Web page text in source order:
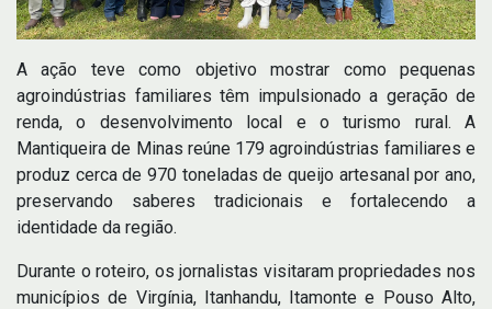
A ação teve como objetivo mostrar como pequenas
agroindústrias familiares têm impulsionado a geração de
renda, o desenvolvimento local e o turismo rural. A
Mantiqueira de Minas reúne 179 agroindústrias familiares e
produz cerca de 970 toneladas de queijo artesanal por ano,
preservando saberes tradicionais e fortalecendo a
identidade da região.
Durante o roteiro, os jornalistas visitaram propriedades nos
municípios de Virgínia, Itanhandu, Itamonte e Pouso Alto,